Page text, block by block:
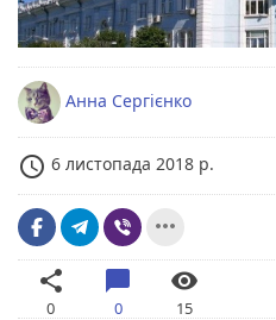
Анна Сергієнко
access_time 6 листопада 2018 р.
more_horiz
share
0
chat_bubble
0
visibility
15